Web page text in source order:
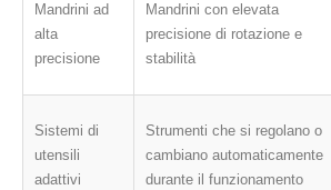
Mandrini ad
alta
precisione
Mandrini con elevata
precisione di rotazione e
stabilità
Sistemi di
utensili
adattivi
Strumenti che si regolano o
cambiano automaticamente
durante il funzionamento